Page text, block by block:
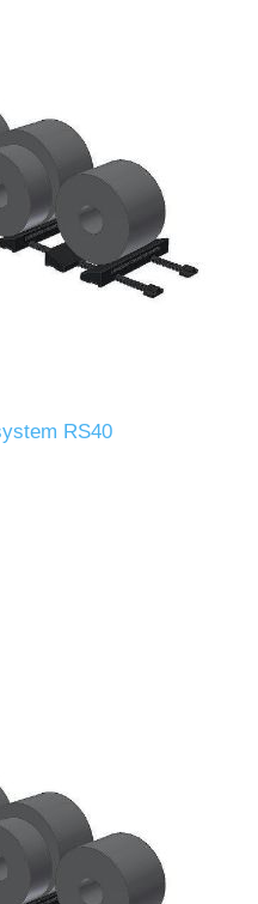
RS40